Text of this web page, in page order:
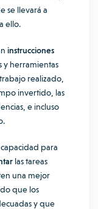
se llevará a
ello.
instrucciones
y herramientas
realizado,
invertido, las
e incluso
para
las tareas
una mejor
que los
y que